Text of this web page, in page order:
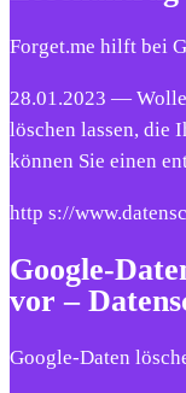
Forget.me hilft bei
28.01.2023 —
löschen lassen, die
können Sie einen
http s://
Google-
vor –
Google-Daten